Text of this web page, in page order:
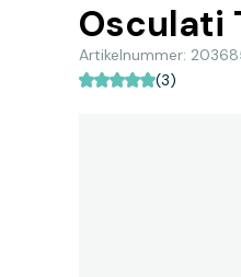
Osculati
Artikelnummer:
(3)